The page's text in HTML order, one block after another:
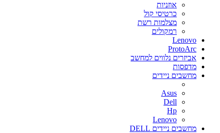
אוזניות
כרטיסי קול
מצלמות רשת
רמקולים
Lenovo
ProtoArc
אביזרים נלווים למחשב
מדפסות
מחשבים ניידים
Asus
Dell
Hp
Lenovo
מחשבים ניידים DELL